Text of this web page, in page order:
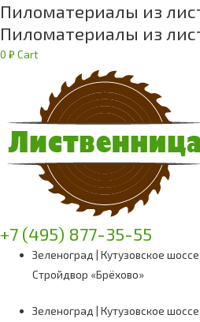
Пиломатериалы из
Пиломатериалы из
0 ₽ Cart
+7 (495) 877-35-55
Зеленоград | Кутузовское шоссе,
Стройдвор «Брёхово»
Зеленоград | Кутузовское шоссе,